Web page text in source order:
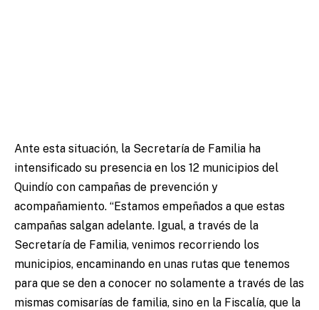
Ante esta situación, la Secretaría de Familia ha
intensificado su presencia en los 12 municipios del
Quindío con campañas de prevención y
acompañamiento. “Estamos empeñados a que estas
campañas salgan adelante. Igual, a través de la
Secretaría de Familia, venimos recorriendo los
municipios, encaminando en unas rutas que tenemos
para que se den a conocer no solamente a través de las
mismas comisarías de familia, sino en la Fiscalía, que la